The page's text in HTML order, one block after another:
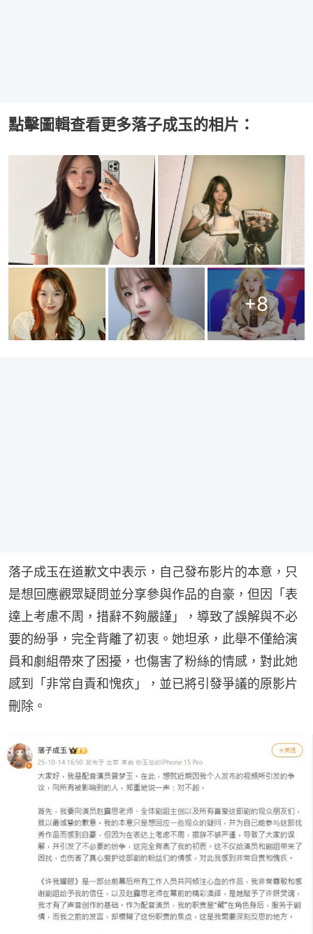
點擊圖輯查看更多落子成玉的相片：
+8
落子成玉在道歉文中表示，自己發布影片的本意，只
是想回應觀眾疑問並分享參與作品的自豪，但因「表
達上考慮不周，措辭不夠嚴謹」，導致了誤解與不必
要的紛爭，完全背離了初衷。她坦承，此舉不僅給演
員和劇組帶來了困擾，也傷害了粉絲的情感，對此她
感到「非常自責和愧疚」，並已將引發爭議的原影片
刪除。